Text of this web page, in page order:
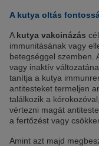
A kutya oltás
A kutya vakcinázás
immunitásának vagy
betegséggel szemben.
vagy inaktív
tanítja a kutya
antitesteket termeljen
találkozik a
vértezni magát
a fertőzést vagy
Amint azt majd